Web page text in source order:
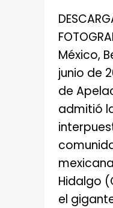
México,
junio de
de
admitió
Hidalgo
el